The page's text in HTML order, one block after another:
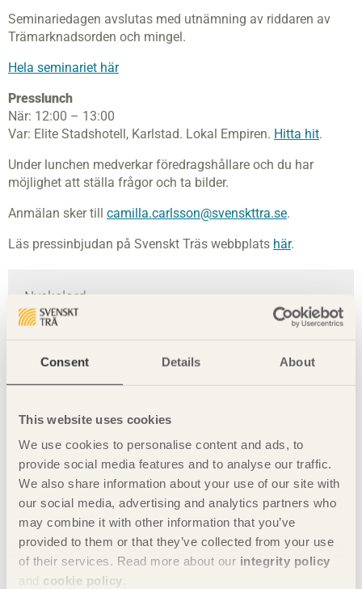
Consent Details About
This website uses cookies
We use cookies to personalise content and ads, to
provide social media features and to analyse our traffic.
We also share information about your use of our site with
our social media, advertising and analytics partners who
may combine it with other information that you’ve
provided to them or that they’ve collected from your use
of their services. Read more about our integrity policy
and cookie policy
Seminariedagen avslutas med utnämning av riddaren av
Trämarknadsorden och mingel.
Hela seminariet här
Presslunch
När: 12:00 – 13:00
Var: Elite Stadshotell, Karlstad. Lokal Empiren. Hitta hit.
Under lunchen medverkar föredragshållare och du har
möjlighet att ställa frågor och ta bilder.
Anmälan sker till camilla.carlsson@svenskttra.se.
Läs pressinbjudan på Svenskt Träs webbplats här.
Nyckelord
träbyggindustrin
Trämarknaden i Karlstad trämarknden
Presskontakt
Camilla Carlsson